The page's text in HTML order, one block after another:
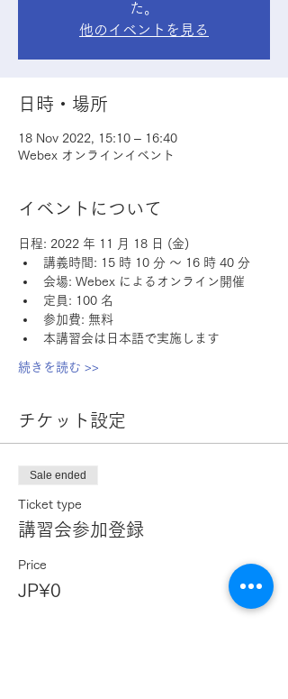
た。
他のイベントを見る
日時・場所
18 Nov 2022, 15:10 – 16:40
Webex オンラインイベント
イベントについて
日程: 2022 年 11 月 18 日 (金)
講義時間: 15 時 10 分 ～ 16 時 40 分
会場: Webex によるオンライン開催
定員: 100 名
参加費: 無料
本講習会は日本語で実施します
続きを読む >>
チケット設定
Sale ended
Ticket type
講習会参加登録
Price
JP¥0